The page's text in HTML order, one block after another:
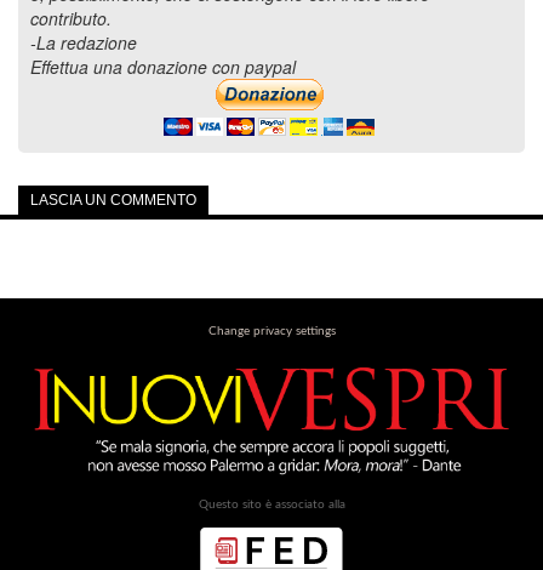
contributo.
-La redazione
Effettua una donazione con paypal
LASCIA UN COMMENTO
Change privacy settings
Questo sito è associato alla